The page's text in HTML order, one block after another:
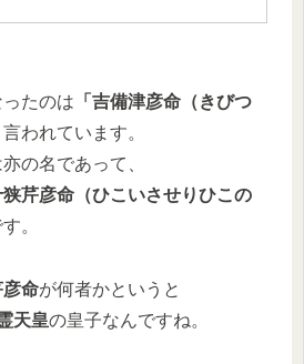
たのは 「吉備津彦命（きびつ
言われています。
の名であって、
狭芹彦命（ひこいさせりひこの
。
彦命が何者かというと
天皇の皇子なんですね。